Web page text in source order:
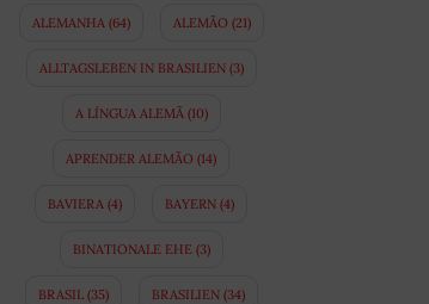
ALEMANHA (64) ALEMÃO (21)
ALLTAGSLEBEN IN BRASILIEN(3)
A LÍNGUA ALEMÃ (10)
APRENDER ALEMÃO (14)
BAVIERA (4) BAYERN (4)
BINATIONALE EHE(3)
BRASIL(35) BRASILIEN(34)